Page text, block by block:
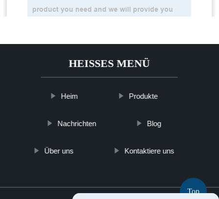
HEISSES MENÜ
Heim Produkte
Nachrichten Blog
Über uns Kontaktiere uns
Top